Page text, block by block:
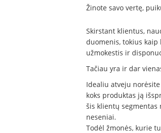
Žinote savo vertę,
Skirstant klientus,
duomenis, tokius kaip
užmokestis ir
Tačiau yra ir dar
Idealiu atveju
koks produktas ją
šis klientų
neseniai.
Todėl žmonės, kurie